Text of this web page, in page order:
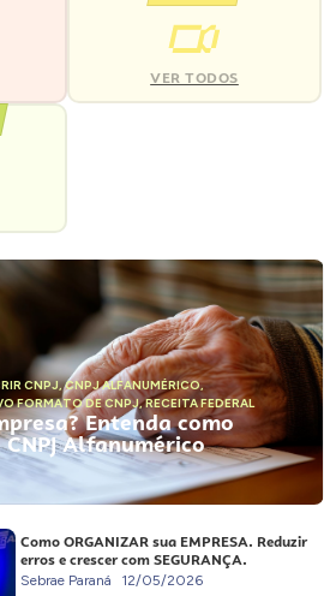
VER TODOS
CNPJ,CNPJ ALFANUMÉRICO,
FORMATO DE CNPJ,RECEITA FEDERAL
Entenda como
Alfanumérico
Como ORGANIZAR sua EMPRESA. Reduzir
erros e crescer com SEGURANÇA.
Sebrae Paraná 12/05/2026